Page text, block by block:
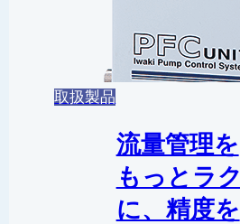
取扱製品
流量管理を
もっとラク
に、精度を